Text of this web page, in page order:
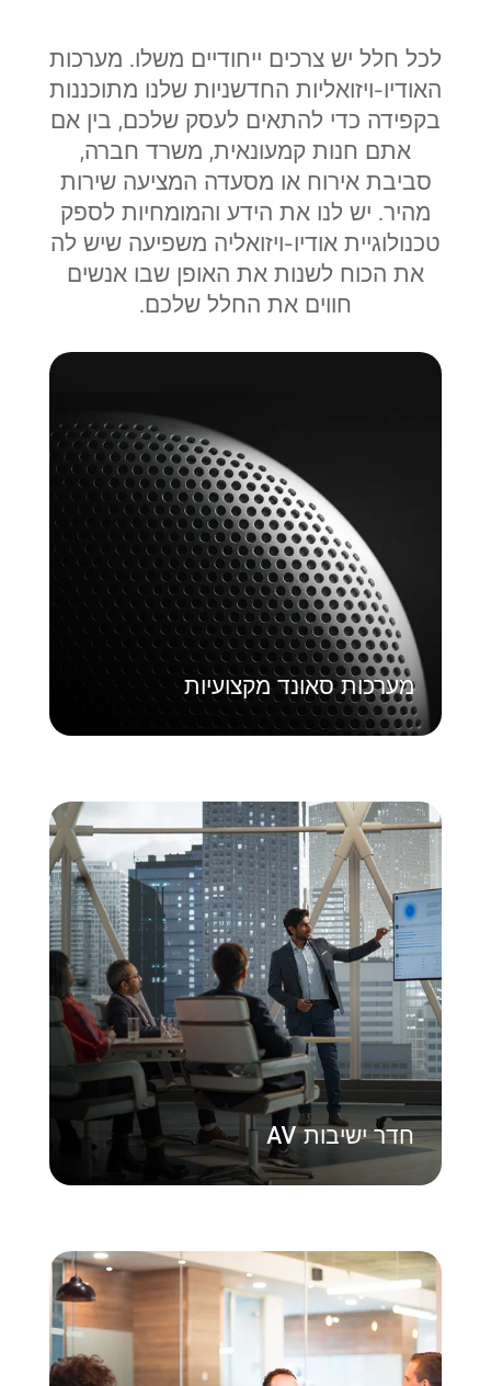
לכל חלל יש צרכים ייחודיים משלו. מערכות
האודיו-ויזואליות החדשניות שלנו מתוכננות
בקפידה כדי להתאים לעסק שלכם, בין אם
אתם חנות קמעונאית, משרד חברה,
סביבת אירוח או מסעדה המציעה שירות
מהיר. יש לנו את הידע והמומחיות לספק
טכנולוגיית אודיו-ויזואליה משפיעה שיש לה
את הכוח לשנות את האופן שבו אנשים
חווים את החלל שלכם.
מערכות סאונד מקצועיות
מערכות סאונד מקצועיות
לתזמר חוויית מותג מאוחדת בכל המיקומים.
אנו מתכננים ופורסים מערכות סאונד ברמת
ארגון המספקות שמע עקבי ואיכותי, המותאם
לקנה מידה ואמינות.
למד עוד
חדר ישיבות AV
חדר ישיבות AV
העצימו שיתוף פעולה גלובלי חלק. פתרונות ה-
AV המשולבים שלנו לחדרי ישיבות מספקים
שיחות וידאו מתוחכמות, אודיו ללא רבב ובקרה
מרכזית למיטוב התקשורת והחדשנות.
למד עוד
מיסוך סאונד